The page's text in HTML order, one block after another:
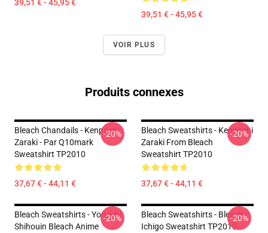
39,51 € - 45,95 €
39,51 € - 45,95 €
VOIR PLUS
Produits connexes
Bleach Chandails - Kenpachi
Zaraki - Par Q10mark
Sweatshirt TP2010
37,67 € - 44,11 €
-20%
Bleach Sweatshirts - Kenpachi
Zaraki From Bleach
Sweatshirt TP2010
37,67 € - 44,11 €
-20%
Bleach Sweatshirts - Yoruichi
Shihouin Bleach Anime
-20%
Bleach Sweatshirts - Bleach |
Ichigo Sweatshirt TP2010
-20%